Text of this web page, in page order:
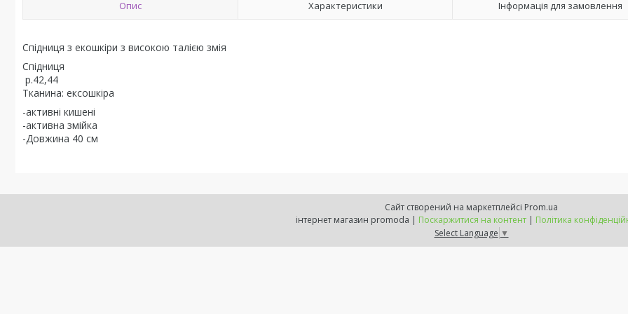
Опис Характеристики Інформація для замовлення
Спідниця з екошкіри з високою талією змія
Спідниця
р.42,44
Тканина: ексошкіра
-активні кишені
-активна змійка
-Довжина 40 см
Сайт створений на маркетплейсі Prom.ua
інтернет магазин promoda | Поскаржитися на контент | Політика
Select Language ▼